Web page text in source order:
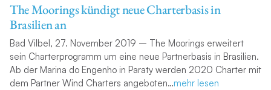
The Moorings kündigt neue Charterbasis in
Brasilien an
Bad Vilbel, 27. November 2019 – The Moorings erweitert
sein Charterprogramm um eine neue Partnerbasis in Brasilien.
Ab der Marina do Engenho in Paraty werden 2020 Charter mit
dem Partner Wind Charters angeboten…mehr lesen